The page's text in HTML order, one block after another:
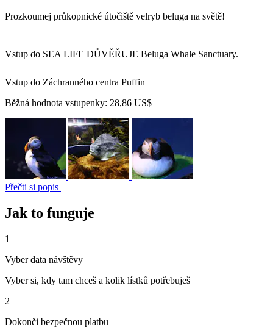
Prozkoumej průkopnické útočiště velryb beluga na světě!
Vstup do SEA LIFE DŮVĚŘUJE Beluga Whale Sanctuary.
Vstup do Záchranného centra Puffin
Běžná hodnota vstupenky: 28,86 US$
Přečti si popis
Jak to funguje
1
Vyber data návštěvy
Vyber si, kdy tam chceš a kolik lístků potřebuješ
2
Dokonči bezpečnou platbu